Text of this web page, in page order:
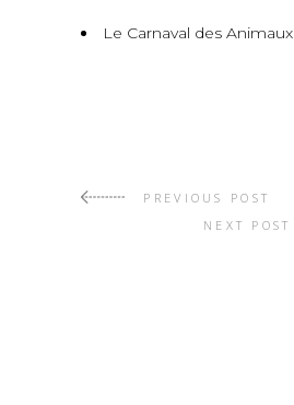
Le Carnaval des Animaux
PREVIOUS POST
NEXT POST